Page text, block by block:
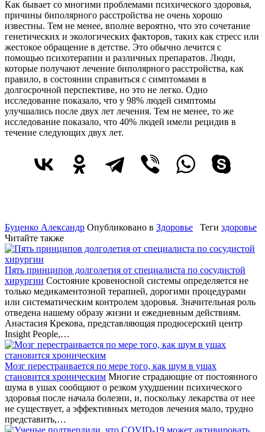
Как бывает со многими проблемами психического здоровья,
причины биполярного расстройства не очень хорошо
известны. Тем не менее, вполне вероятно, что это сочетание
генетических и экологических факторов, таких как стресс или
жестокое обращение в детстве. Это обычно лечится с
помощью психотерапии и различных препаратов. Люди,
которые получают лечение биполярного расстройства, как
правило, в состоянии справиться с симптомами в
долгосрочной перспективе, но это не легко. Одно
исследование показало, что у 98% людей симптомы
улучшались после двух лет лечения. Тем не менее, то же
исследование показало, что 40% людей имели рецидив в
течение следующих двух лет.
Буценко Александр Опубликовано в Здоровье Теги здоровье
Читайте также
Пять принципов долголетия от специалиста по сосудистой
хирургии Состояние кровеносной системы определяется не
только медикаментозной терапией, дорогими процедурами
или систематическим контролем здоровья. Значительная роль
отведена нашему образу жизни и ежедневным действиям.
Анастасия Крекова, представляющая продюсерский центр
Insight People,…
Мозг перестраивается по мере того, как шум в ушах
становится хроническим Многие страдающие от постоянного
шума в ушах сообщают о резком ухудшении психического
здоровья после начала болезни, и, поскольку лекарства от нее
не существует, а эффективных методов лечения мало, трудно
представить,…